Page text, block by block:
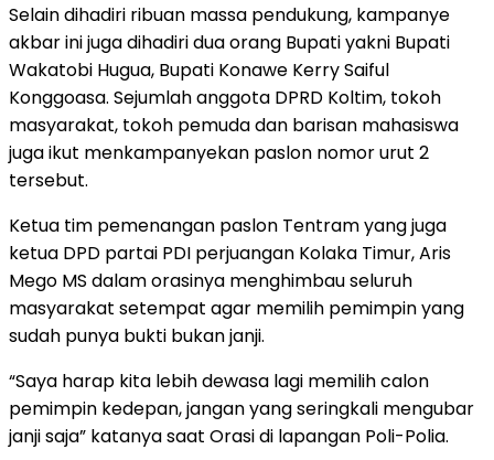
Selain dihadiri ribuan massa pendukung, kampanye
akbar ini juga dihadiri dua orang Bupati yakni Bupati
Wakatobi Hugua, Bupati Konawe Kerry Saiful
Konggoasa. Sejumlah anggota DPRD Koltim, tokoh
masyarakat, tokoh pemuda dan barisan mahasiswa
juga ikut menkampanyekan paslon nomor urut 2
tersebut.
Ketua tim pemenangan paslon Tentram yang juga
ketua DPD partai PDI perjuangan Kolaka Timur, Aris
Mego MS dalam orasinya menghimbau seluruh
masyarakat setempat agar memilih pemimpin yang
sudah punya bukti bukan janji.
“Saya harap kita lebih dewasa lagi memilih calon
pemimpin kedepan, jangan yang seringkali mengubar
janji saja” katanya saat Orasi di lapangan Poli-Polia.